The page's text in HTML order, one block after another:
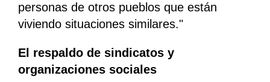
personas de otros pueblos que están
viviendo situaciones similares."
El respaldo de sindicatos y
organizaciones sociales